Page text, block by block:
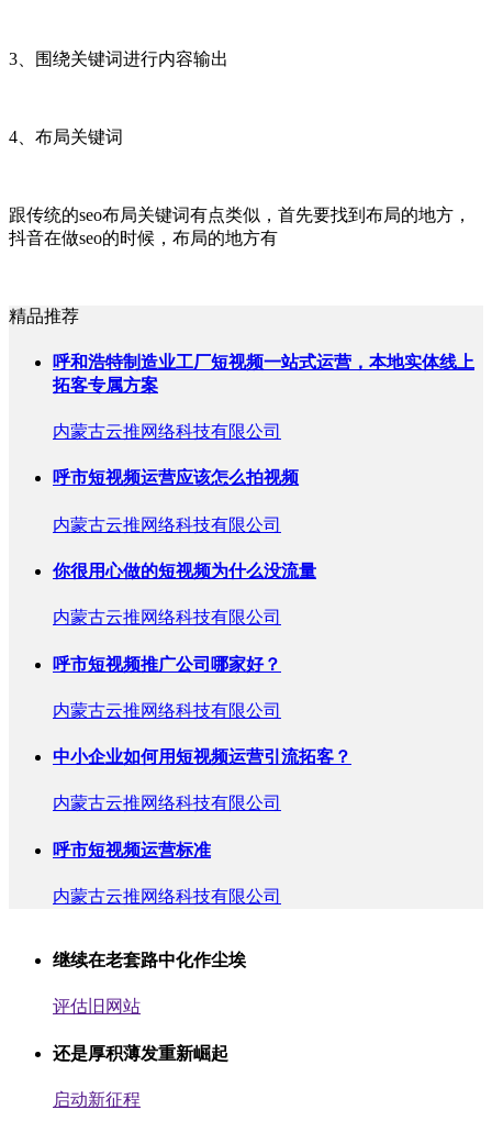
3、围绕关键词进行内容输出
4、布局关键词
跟传统的seo布局关键词有点类似，首先要找到布局的地方，
抖音在做seo的时候，布局的地方有
精品推荐
呼和浩特制造业工厂短视频一站式运营，本地实体线上
拓客专属方案
内蒙古云推网络科技有限公司
呼市短视频运营应该怎么拍视频
内蒙古云推网络科技有限公司
你很用心做的短视频为什么没流量
内蒙古云推网络科技有限公司
呼市短视频推广公司哪家好？
内蒙古云推网络科技有限公司
中小企业如何用短视频运营引流拓客？
内蒙古云推网络科技有限公司
呼市短视频运营标准
内蒙古云推网络科技有限公司
继续在老套路中化作尘埃
评估旧网站
还是厚积薄发重新崛起
启动新征程